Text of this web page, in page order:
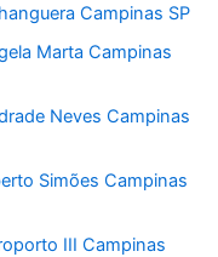
Campinas SP
Marta Campinas
Neves Campinas
Simões Campinas
III Campinas